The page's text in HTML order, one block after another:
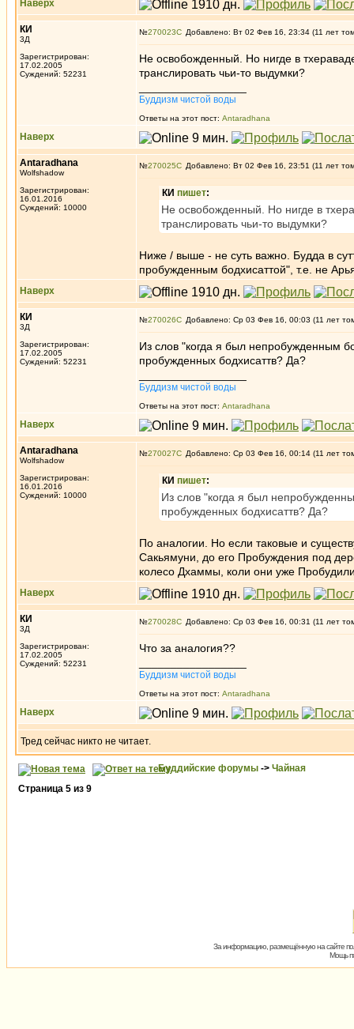
Наверх
КИ
3Д
Зарегистрирован:
17.02.2005
Суждений: 52231
№270023 Добавлено: Вт 02 Фев 16, 23:34 (11 лет
Не освобожденный. Но нигде в
транслировать чьи-то выдумки?
Буддизм чистой воды
Ответы на этот пост: Antaradhana
Наверх
Antaradhana
Wolfshadow
Зарегистрирован:
16.01.2016
Суждений: 10000
№270025 Добавлено: Вт 02 Фев 16, 23:51 (11 лет
КИ пишет:
Не освобожденный. Но нигде в
транслировать чьи-то выдумки?
Ниже / выше - не суть важно. Будда в
пробужденным бодхисаттой", т.е. не
Наверх
КИ
3Д
Зарегистрирован:
17.02.2005
Суждений: 52231
№270026 Добавлено: Ср 03 Фев 16, 00:03 (11 лет
Из слов "когда я был непробужденным
пробужденных бодхисаттв? Да?
Буддизм чистой воды
Ответы на этот пост: Antaradhana
Наверх
Antaradhana
Wolfshadow
Зарегистрирован:
16.01.2016
Суждений: 10000
№270027 Добавлено: Ср 03 Фев 16, 00:14 (11 лет
КИ пишет:
Из слов "когда я был
пробужденных бодхисаттв? Да?
По аналогии. Но если таковые и
Сакьямуни, до его Пробуждения под
колесо Дхаммы, коли они уже
Наверх
КИ
3Д
Зарегистрирован:
17.02.2005
Суждений: 52231
№270028 Добавлено: Ср 03 Фев 16, 00:31 (11 лет
Что за аналогия??
Буддизм чистой воды
Ответы на этот пост: Antaradhana
Наверх
Тред сейчас никто не читает.
Буддийские форумы -> Чайная
Страница 5 из 9
За информацию, размещённую на сайте
Мощь